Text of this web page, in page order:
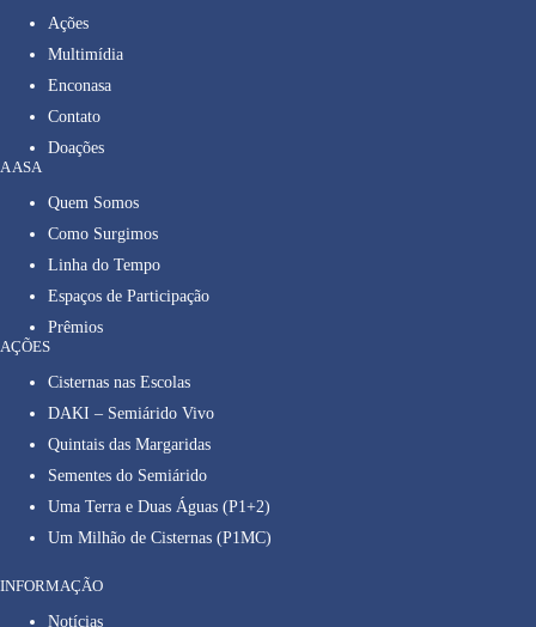
Ações
Multimídia
Enconasa
Contato
Doações
A ASA
Quem Somos
Como Surgimos
Linha do Tempo
Espaços de Participação
Prêmios
AÇÕES
Cisternas nas Escolas
DAKI – Semiárido Vivo
Quintais das Margaridas
Sementes do Semiárido
Uma Terra e Duas Águas (P1+2)
Um Milhão de Cisternas (P1MC)
INFORMAÇÃO
Notícias